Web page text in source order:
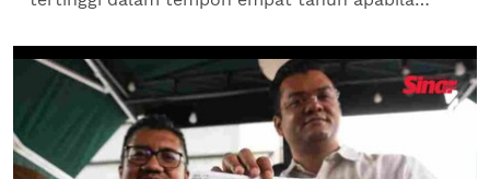
RM76.18 bilion sepanjang...